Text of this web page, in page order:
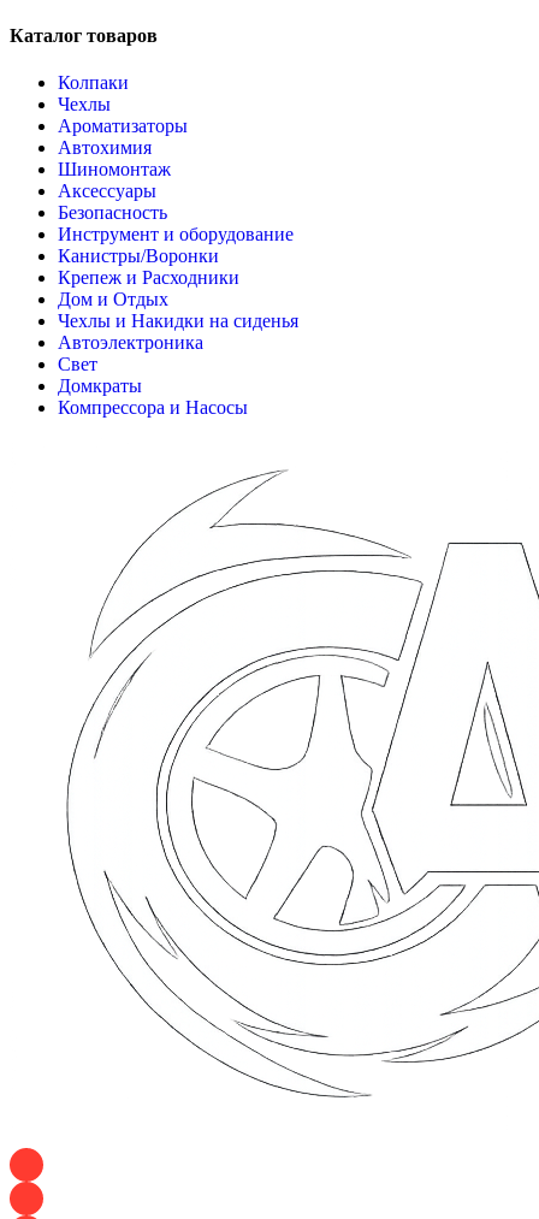
Каталог товаров
Колпаки
Чехлы
Ароматизаторы
Автохимия
Шиномонтаж
Аксессуары
Безопасность
Инструмент и оборудование
Канистры/Воронки
Крепеж и Расходники
Дом и Отдых
Чехлы и Накидки на сиденья
Автоэлектроника
Свет
Домкраты
Компрессора и Насосы